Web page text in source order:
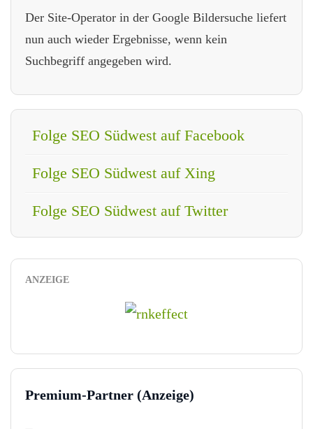
Der Site-Operator in der Google Bildersuche liefert
nun auch wieder Ergebnisse, wenn kein
Suchbegriff angegeben wird.
Folge SEO Südwest auf Facebook
Folge SEO Südwest auf Xing
Folge SEO Südwest auf Twitter
ANZEIGE
Premium-Partner (Anzeige)